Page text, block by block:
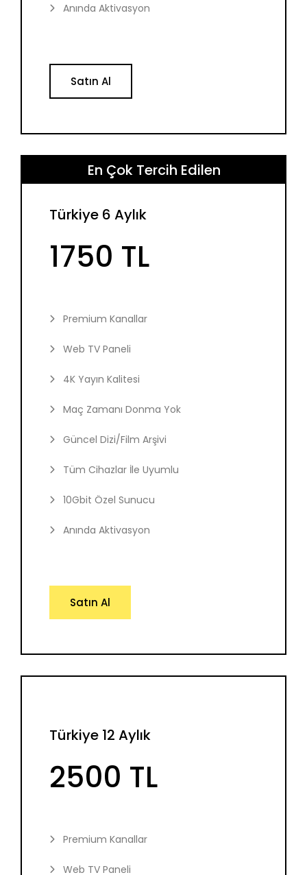
Anında Aktivasyon
Satın Al
En Çok Tercih Edilen
Türkiye 6 Aylık
1750 TL
Premium Kanallar
Web TV Paneli
4K Yayın Kalitesi
Maç Zamanı Donma Yok
Güncel Dizi/Film Arşivi
Tüm Cihazlar İle Uyumlu
10Gbit Özel Sunucu
Anında Aktivasyon
Satın Al
Türkiye 12 Aylık
2500 TL
Premium Kanallar
Web TV Paneli